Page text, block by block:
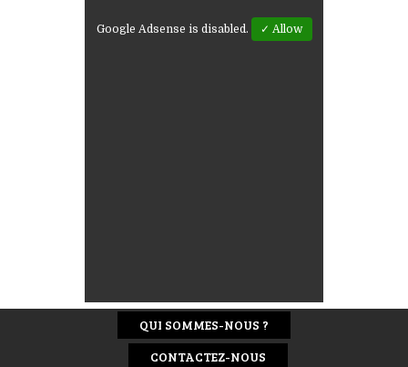
Google Adsense is disabled. ✓ Allow
QUI SOMMES-NOUS ?
CONTACTEZ-NOUS